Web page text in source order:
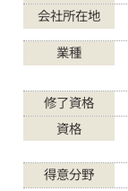
会社所在地
業種
修了資格
資格
得意分野